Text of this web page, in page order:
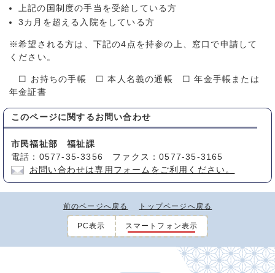
上記の国制度の手当を受給している方
3カ月を超える入院をしている方
※希望される方は、下記の4点を持参の上、窓口で申請して
ください。
☐ お持ちの手帳 ☐ 本人名義の通帳 ☐ 年金手帳または
年金証書
このページに関する お問い合わせ
市民福祉部 福祉課
電話：0577-35-3356 ファクス：0577-35-3165
お問い合わせは専用フォームをご利用ください。
前のページへ戻る トップページへ戻る
PC表示 スマートフォン表示